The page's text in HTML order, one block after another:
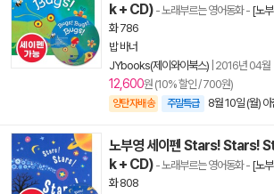
k + CD) - 노래부르는 영어동화- [노
화 786
밥 바너
JYbooks(제이와이북스) 2016년 04월
12,600원 (10% 할인 / 700원)
양탄자배송 주말특급 8월 10일 (월) 아
노부영 세이펜 Stars! Stars!
k + CD) - 노래부르는 영어동화- [노
화 808